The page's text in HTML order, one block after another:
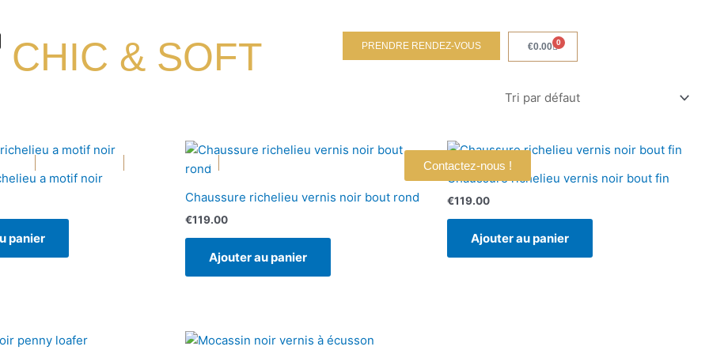
CHIC & SOFT PRENDRE RENDEZ-VOUS €0.00 0
Panier
Ouvrir Accessoires
CHAUSSURE Contactez-nous !
a motif noir
panier
Chaussure richelieu vernis noir bout rond
€119.00
Ajouter au panier
Chaussure richelieu vernis noir bout fin
€119.00
Ajouter au panier